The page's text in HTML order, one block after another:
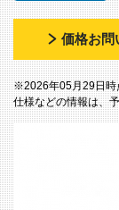
価格お問
※2026年05月29日時
仕様などの情報は、